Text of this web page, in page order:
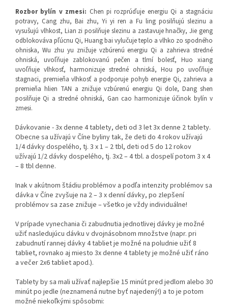
Rozbor bylín v zmesi: Chen pi rozprúďuje energiu Qi a stagnáciu
potravy, Cang zhu, Bai zhu, Yi yi ren a Fu ling posilňujú slezinu a
vysušujú vlhkost, Lian zi posilňuje slezinu a zastavuje hnačky, Jie geng
odblokováva pľúcnu Qi, Huang bai vylučuje teplo a vlhko zo spodného
ohniska, Wu zhu yu znižuje vzbúrenú energiu Qi a zahrieva stredné
ohniská, uvoľňuje zablokovanú pečen a tlmí bolesť, Huo xiang
uvoľňuje vlhkosť, harmonizuje stredné ohniská, Hou po uvoľňuje
stagnaci, premieňa vlhkosť a podporuje pohyb energie Qi, zahrieva a
premieňa hlien TAN a znižuje vzbúrenú energiu Qi dole, Dang shen
posilňuje Qi a stredné ohniská, Gan cao harmonizuje účinok bylín v
zmesi.
Dávkovanie - 3x denne 4 tablety, deti od 3 let 3x denne 2 tablety.
Obecne sa užívajú v Číne byliny tak, že deti do 4 rokov užívajú
1/4 dávky dospelého, tj. 3 x 1 – 2 tbl, deti od 5 do 12 rokov
užívajú 1/2 dávky dospelého, tj. 3x2 – 4 tbl. a dospelí potom 3 x 4
– 8 tbl denne.
Inak v akútnom štádiu problémov a podľa intenzity problémov sa
dávka v Číne zvyšuje na 2 – 3 x denní dávky, po zlepšení
problémov sa zase znižuje – všetko je vždy individuálne!
V prípade vynechania či zabudnutia jednotlivej dávky je možné
užiť nasledujúcu dávku v dvojnásobnom množstve (napr. pri
zabudnutí rannej dávky 4 tabliet je možné na poludnie užiť 8
tabliet, rovnako aj miesto 3x denne 4 tablety je možné užiť ráno
a večer 2x6 tabliet apod.).
Tablety by sa mali užívať najlepšie 15 minút pred jedlom alebo 30
minút po jedle (neznamená nutne byť najedený!) a to je potom
možné niekoľkými spôsobmi: